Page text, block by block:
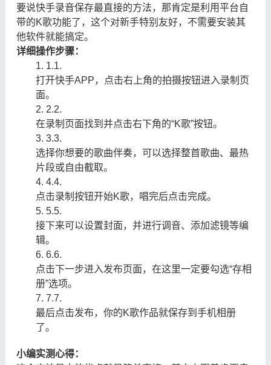
要说快手录音保存最直接的方法，那肯定是利用平台自
带的K歌功能了，这个对新手特别友好，不需要安装其
他软件就能搞定。
详细操作步骤：
1.1.
打开快手APP，点击右上角的拍摄按钮进入录制页
面。
2.2.
在录制页面找到并点击右下角的“K歌”按钮。
3.3.
选择你想要的歌曲伴奏，可以选择整首歌曲、最热
片段或自由截取。
4.4.
点击录制按钮开始K歌，唱完后点击完成。
5.5.
接下来可以设置封面，并进行调音、添加滤镜等编
辑。
6.6.
点击下一步进入发布页面，在这里一定要勾选“存相
册”选项。
7.7.
最后点击发布，你的K歌作品就保存到手机相册
了。
小编实测心得：